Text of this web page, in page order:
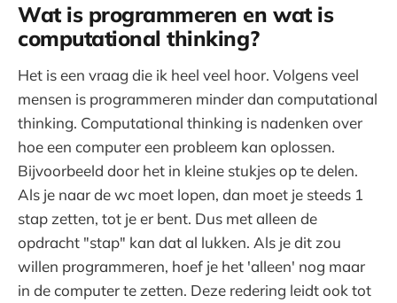
Wat is programmeren en wat is
computational thinking?
Het is een vraag die ik heel veel hoor. Volgens veel
mensen is programmeren minder dan computational
thinking. Computational thinking is nadenken over
hoe een computer een probleem kan oplossen.
Bijvoorbeeld door het in kleine stukjes op te delen.
Als je naar de wc moet lopen, dan moet je steeds 1
stap zetten, tot je er bent. Dus met alleen de
opdracht "stap" kan dat al lukken. Als je dit zou
willen programmeren, hoef je het 'alleen' nog maar
in de computer te zetten. Deze redering leidt ook tot